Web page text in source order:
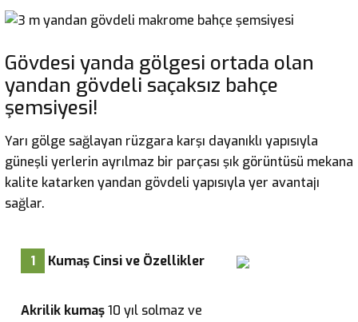
Gövdesi yanda gölgesi ortada olan
yandan gövdeli saçaksız bahçe
şemsiyesi!
Yarı gölge sağlayan rüzgara karşı dayanıklı yapısıyla
güneşli yerlerin ayrılmaz bir parçası şık görüntüsü mekana
kalite katarken yandan gövdeli yapısıyla yer avantajı
sağlar.
1 Kumaş Cinsi ve Özellikler
Akrilik kumaş10 yıl solmaz ve